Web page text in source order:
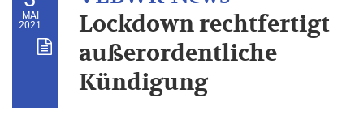
MAI
2021
Lockdown rechtfertigt
außerordentliche
Kündigung